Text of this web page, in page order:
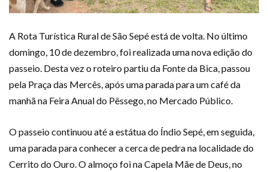
A Rota Turística Rural de São Sepé está de volta. No último
domingo, 10 de dezembro, foi realizada uma nova edição do
passeio. Desta vez o roteiro partiu da Fonte da Bica, passou
pela Praça das Mercês, após uma parada para um café da
manhã na Feira Anual do Pêssego, no Mercado Público.
O passeio continuou até a estátua do Índio Sepé, em seguida,
uma parada para conhecer a cerca de pedra na localidade do
Cerrito do Ouro. O almoço foi na Capela Mãe de Deus, no